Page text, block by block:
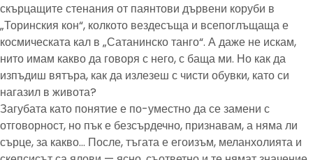
скърцащите стенания от паянтови дървени коруби в
„Торинския кон“, колкото вездесъща и всепоглъщаща е
космическата кал в „Сатанинско танго“. А даже не искам,
нито имам какво да говоря с него, с баща ми. Но как да
изпъдиш вятъра, как да излезеш с чисти обувки, като си
нагазил в живота?
Загубата като понятие е по-уместно да се замени с
отговорност, но пък е безсърдечно, признавам, а няма ли
сърце, за какво… После, тъгата е егоизъм, меланхолията и